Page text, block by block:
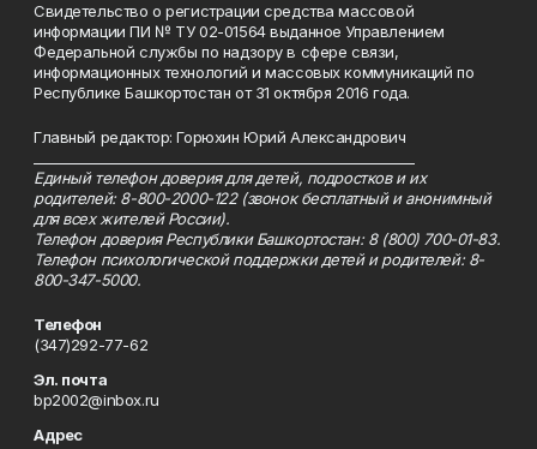
Свидетельство о регистрации средства массовой
информации ПИ № ТУ 02-01564 выданное Управлением
Федеральной службы по надзору в сфере связи,
информационных технологий и массовых коммуникаций по
Республике Башкортостан от 31 октября 2016 года.
Главный редактор: Горюхин Юрий Александрович
Единый телефон доверия для детей, подростков и их
родителей: 8-800-2000-122 (звонок бесплатный и анонимный
для всех жителей России).
Телефон доверия Республики Башкортостан: 8 (800) 700-01-83.
Телефон психологической поддержки детей и родителей: 8-
800-347-5000.
Телефон
(347)292-77-62
Эл. почта
bp2002@inbox.ru
Адрес